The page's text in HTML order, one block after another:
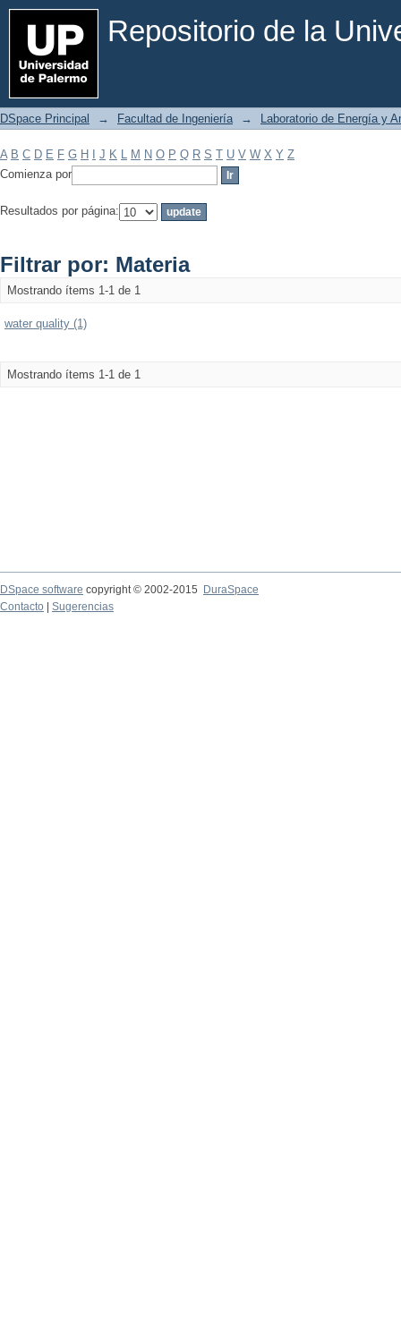
Repositorio de la
Filtrar por: Materia
DSpace Principal → Facultad de Ingeniería → Laboratorio de Energía y
A B C D E F G H J K L M N O P Q R S T U V W X Y Z
Comienza por
Resultados por página:
Filtrar por: Materia
Mostrando ítems 1-1 de 1
water quality (1)
Mostrando ítems 1-1 de 1
DSpace software copyright © 2002-2015
DuraSpace
Contacto
Sugerencias